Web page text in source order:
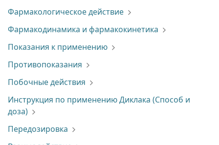
Фармакологическое действие
Фармакодинамика и фармакокинетика
Показания к применению
Противопоказания
Побочные действия
Инструкция по применению Диклака (Способ и
доза)
Передозировка